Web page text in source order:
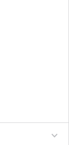
expand_more